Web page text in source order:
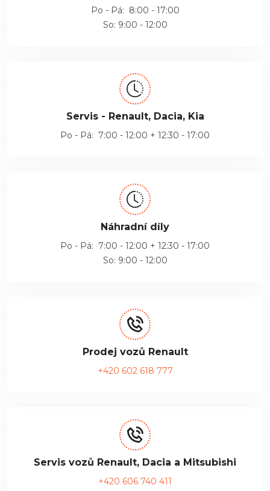
Po - Pá: 8:00 - 17:00
So: 9:00 - 12:00
Servis - Renault, Dacia, Kia
Po - Pá: 7:00 - 12:00 + 12:30 - 17:00
Náhradní díly
Po - Pá: 7:00 - 12:00 + 12:30 - 17:00
So: 9:00 - 12:00
Prodej vozů Renault
+420 602 618 777
Servis vozů Renault, Dacia a Mitsubishi
+420 606 740 411